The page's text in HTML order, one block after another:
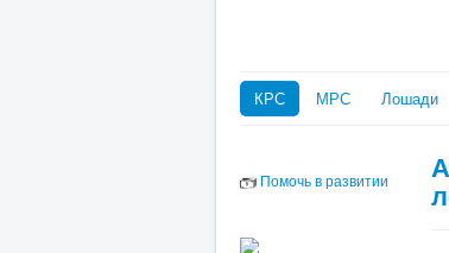
КРС МРС Лошади
Помочь в развитии